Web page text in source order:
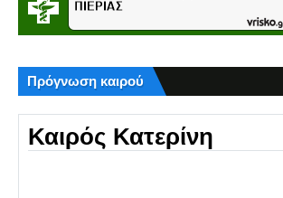
Πρόγνωση καιρού
Καιρός Κατερίνη